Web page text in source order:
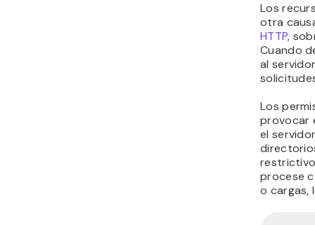
Los
otra
HTTP,
Cuando
al
Los
provocar
el
procese
o cargas,